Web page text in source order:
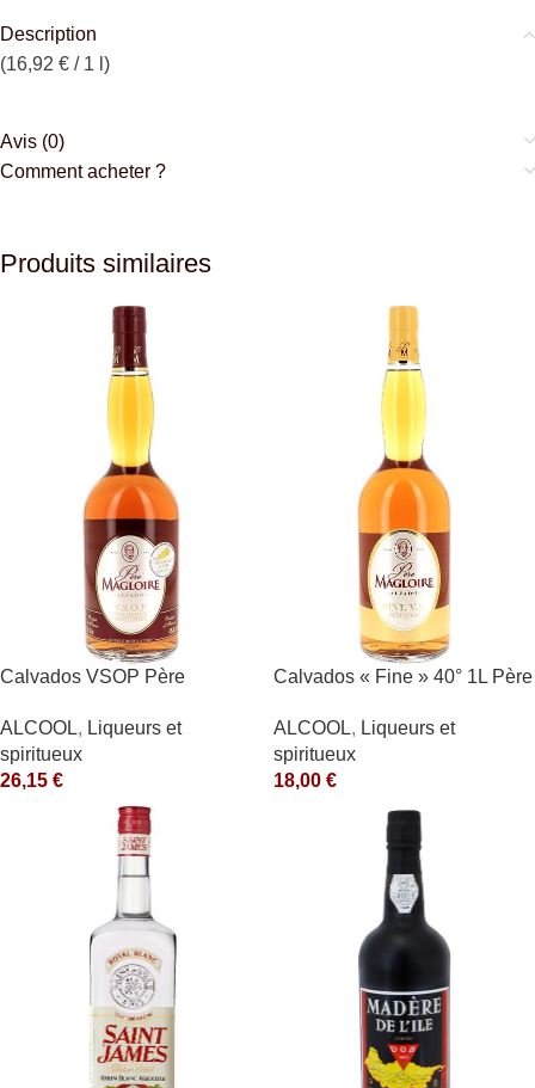
Description
(16,92 € / 1 l)
Avis (0)
Comment acheter ?
Produits similaires
Calvados VSOP Père
ALCOOL, Liqueurs et
spiritueux
26,15 €
Calvados « Fine » 40° 1L Père
ALCOOL, Liqueurs et
spiritueux
18,00 €